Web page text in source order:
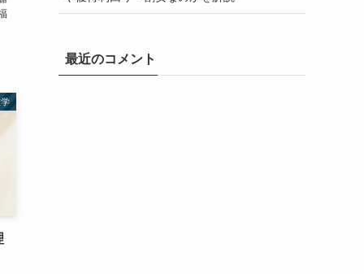
最近のコメント